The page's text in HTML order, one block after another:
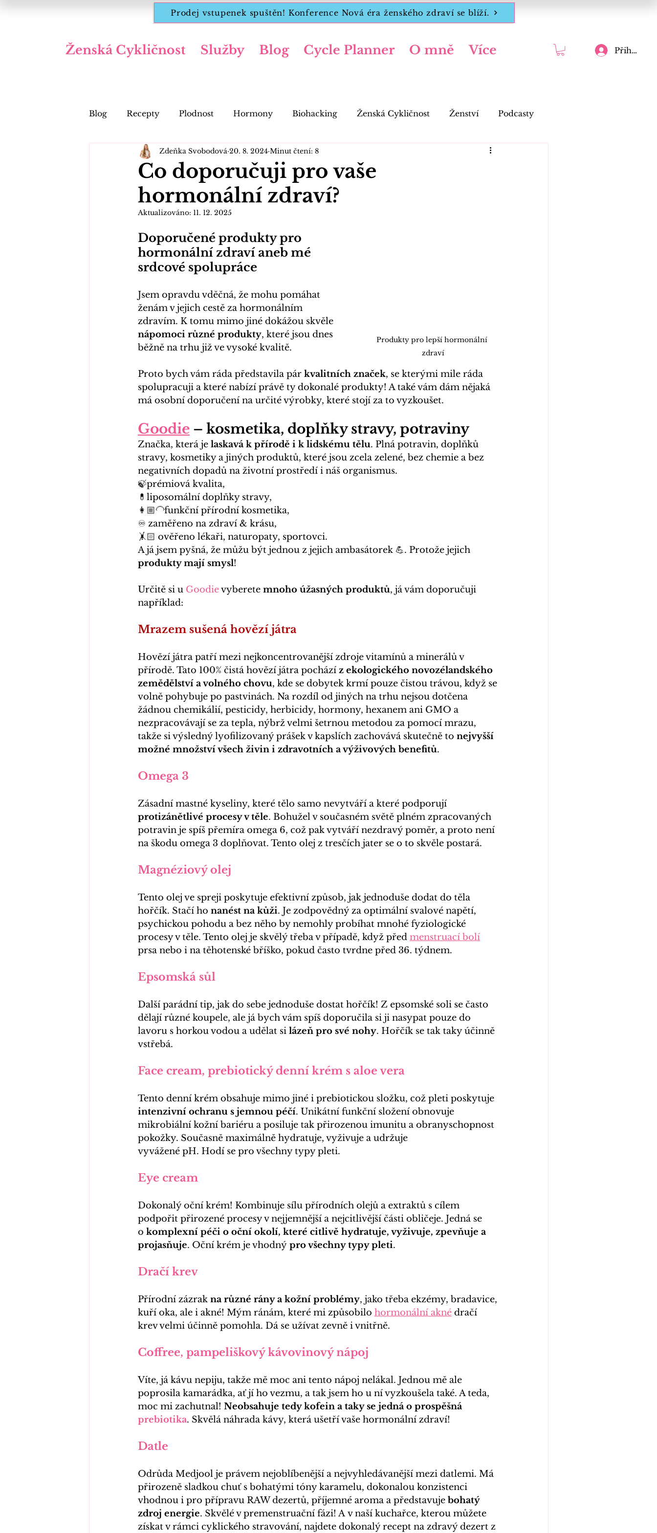
Prodej vstupenek spuštěn! Konference Nová éra ženského zdraví se blíží.
Ženská Cykličnost Služby Blog Cycle Planner O mně Více Přihlásit
Blog Recepty Plodnost Hormony Biohacking Ženská Cykličnost Ženství Podcasty
Hormonální zdraví
Co doporučuji pro vaše
hormonální zdraví?
Zdeňka Svobodová 20. 8. 2024 Minut čtení: 8
Aktualizováno: 11. 12. 2025
Produkty pro lepší hormonální
zdraví
Doporučené produkty pro
hormonální zdraví aneb mé
srdcové spolupráce
Jsem opravdu vděčná, že mohu pomáhat
ženám v jejich cestě za hormonálním
zdravím. K tomu mimo jiné dokážou skvěle
nápomoci různé produkty, které jsou dnes
běžně na trhu již ve vysoké kvalitě.
Proto bych vám ráda představila pár kvalitních značek, se kterými mile ráda
spolupracuji a které nabízí právě ty dokonalé produkty! A také vám dám nějaká
má osobní doporučení na určité výrobky, které stojí za to vyzkoušet.
Goodie – kosmetika, doplňky stravy, potraviny
Značka, která je laskavá k přírodě i k lidskému tělu. Plná potravin, doplňků
stravy, kosmetiky a jiných produktů, které jsou zcela zelené, bez chemie a bez
negativních dopadů na životní prostředí i náš organismus.
🍃prémiová kvalita,
💊liposomální doplňky stravy,
👩🏼‍🦲funkční přírodní kosmetika,
♾️ zaměřeno na zdraví & krásu,
🤸🏻 ověřeno lékaři, naturopaty, sportovci.
A já jsem pyšná, že můžu být jednou z jejich ambasátorek 💪. Protože jejich
produkty mají smysl!
Určitě si u Goodievyberete mnoho úžasných produktů, já vám doporučuji
například:
Mrazem sušená hovězí játra
Hovězí játra patří mezi nejkoncentrovanější zdroje vitamínů a minerálů v
přírodě. Tato 100% čistá hovězí játra pochází z ekologického novozélandského
zemědělství a volného chovu, kde se dobytek krmí pouze čistou trávou, když se
volně pohybuje po pastvinách. Na rozdíl od jiných na trhu nejsou dotčena
žádnou chemikálií, pesticidy, herbicidy, hormony, hexanem ani GMO a
nezpracovávají se za tepla, nýbrž velmi šetrnou metodou za pomocí mrazu,
takže si výsledný lyofilizovaný prášek v kapslích zachovává skutečně to nejvyšší
možné množství všech živin i zdravotních a výživových benefitů.
Omega 3
Zásadní mastné kyseliny, které tělo samo nevytváří a které podporují
protizánětlivé procesy v těle. Bohužel v současném světě plném zpracovaných
potravin je spíš přemíra omega 6, což pak vytváří nezdravý poměr, a proto není
na škodu omega 3 doplňovat. Tento olej z tresčích jater se o to skvěle postará.
Magnéziový olej
Tento olej ve spreji poskytuje efektivní způsob, jak jednoduše dodat do těla
hořčík. Stačí ho nanést na kůži. Je zodpovědný za optimální svalové napětí,
psychickou pohodu a bez něho by nemohly probíhat mnohé fyziologické
procesy v těle. Tento olej je skvělý třeba v případě, když před menstruací bolí
prsa nebo i na těhotenské bříško, pokud často tvrdne před 36. týdnem.
Epsomská sůl
Další parádní tip, jak do sebe jednoduše dostat hořčík! Z epsomské soli se často
dělají různé koupele, ale já bych vám spíš doporučila si ji nasypat pouze do
lavoru s horkou vodou a udělat si lázeň pro své nohy. Hořčík se tak taky účinně
vstřebá.
Face cream, prebiotický denní krém s aloe vera
Tento denní krém obsahuje mimo jiné i prebiotickou složku, což pleti poskytuje
intenzivní ochranu s jemnou péčí. Unikátní funkční složení obnovuje
mikrobiální kožní bariéru a posiluje tak přirozenou imunitu a obranyschopnost
pokožky. Současně maximálně hydratuje, vyživuje a udržuje
vyvážené pH. Hodí se pro všechny typy pleti.
Eye cream
Dokonalý oční krém! Kombinuje sílu přírodních olejů a extraktů s cílem
podpořit přirozené procesy v nejjemnější a nejcitlivější části obličeje. Jedná se
o komplexní péči o oční okolí, které citlivě hydratuje, vyživuje, zpevňuje a
projasňuje. Oční krém je vhodný pro všechny typy pleti.
Dračí krev
Přírodní zázrak na různé rány a kožní problémy, jako třeba ekzémy, bradavice,
kuří oka, ale i akné! Mým ránám, které mi způsobilo hormonální akné dračí
krev velmi účinně pomohla. Dá se užívat zevně i vnitřně.
Coffree, pampeliškový kávovinový nápoj
Víte, já kávu nepiju, takže mě moc ani tento nápoj nelákal. Jednou mě ale
poprosila kamarádka, ať jí ho vezmu, a tak jsem ho u ní vyzkoušela také. A teda,
moc mi zachutnal! Neobsahuje tedy kofein a taky se jedná o prospěšná
prebiotika. Skvělá náhrada kávy, která ušetří vaše hormonální zdraví!
Datle
Odrůda Medjool je právem nejoblíbenější a nejvyhledávanější mezi datlemi. Má
přirozeně sladkou chuť s bohatými tóny karamelu, dokonalou konzistenci
vhodnou i pro přípravu RAW dezertů, příjemné aroma a představuje bohatý
zdroj energie. Skvělé v premenstruační fázi! A v naší kuchařce, kterou můžete
získat v rámci cyklického stravování, najdete dokonalý recept na zdravý dezert z